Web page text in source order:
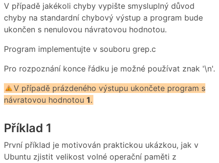
V případě jakékoli chyby vypište smysluplný důvod
chyby na standardní chybový výstup a program bude
ukončen s nenulovou návratovou hodnotou.
Program implementujte v souboru grep.c
Pro rozpoznání konce řádku je možné používat znak '\n'.
V případě prázdeného výstupu ukončete program s
návratovou hodnotou 1.
Příklad 1
První příklad je motivován praktickou ukázkou, jak v
Ubuntu zjistit velikost volné operační paměti z